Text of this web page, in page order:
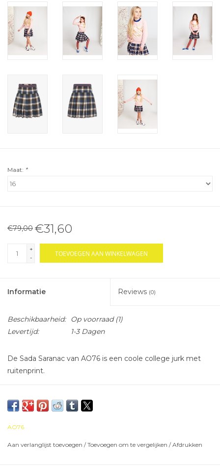
Maat: *
€79,00 €31,60
+
-
TOEVOEGEN AAN WINKELWAGEN
Informatie Reviews (0)
Beschikbaarheid: Op voorraad(1)
Levertijd:
1-3 Dagen
De Sada Saranac van AO76 is een coole college jurk met
ruitenprint.
AO76
Aan verlanglijst toevoegen /Toevoegen om te vergelijken /Afdrukken